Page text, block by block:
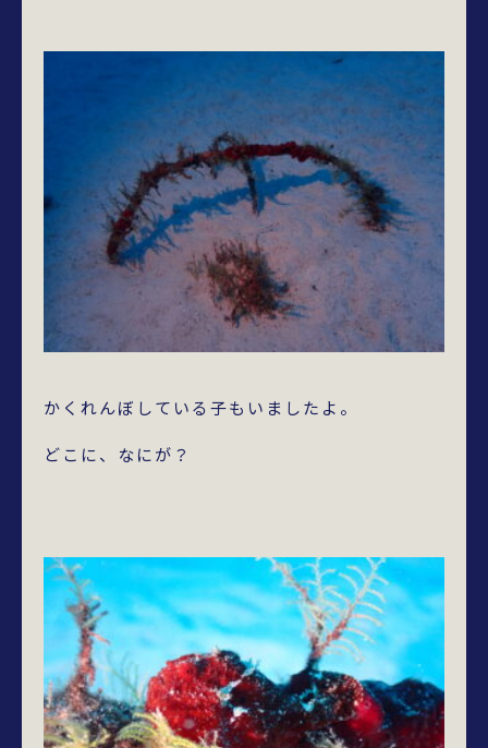
かくれんぼしている子もいましたよ。
どこに、なにが？